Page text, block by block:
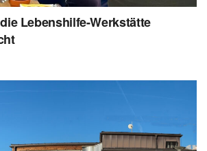
Lebenshilfe-Werkstätte